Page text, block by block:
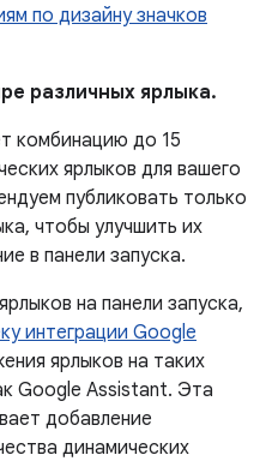
по дизайну значков
различных ярлыка.
комбинацию до 15
ярлыков для вашего
публиковать только
чтобы улучшить их
в панели запуска.
на панели запуска,
интеграции Google
ярлыков на таких
Google Assistant. Эта
добавление
динамических